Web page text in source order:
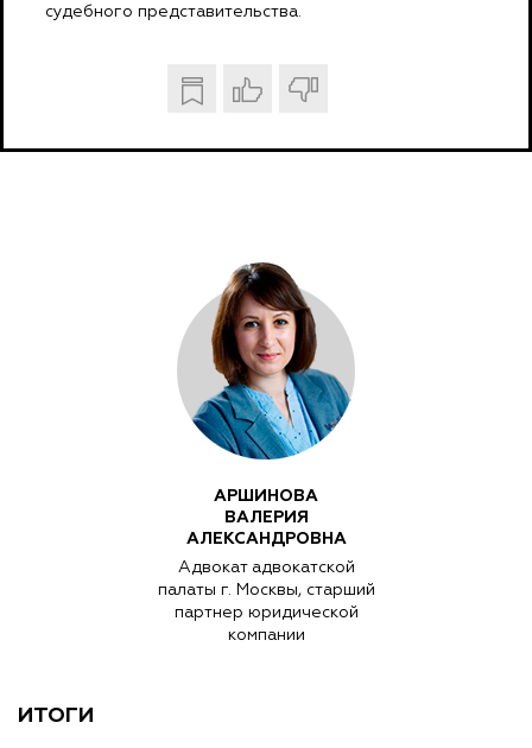
судебного представительства.
АРШИНОВА
ВАЛЕРИЯ
АЛЕКСАНДРОВНА
Адвокат адвокатской
палаты г. Москвы, старший
партнер юридической
компании
ИТОГИ